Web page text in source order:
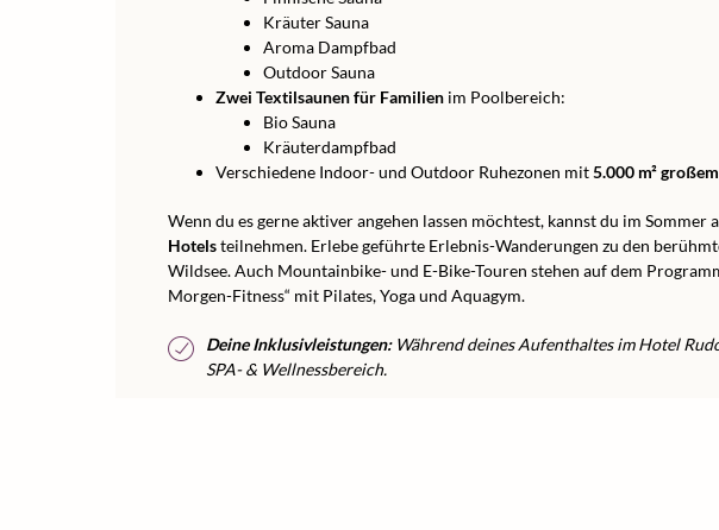
Kräuter Sauna
Aroma Dampfbad
Outdoor Sauna
Zwei Textilsaunen für Familien im Poolbereich:
Bio Sauna
Kräuterdampfbad
Verschiedene Indoor- und Outdoor Ruhezonen mit5.000 m²
Wenn du es gerne aktiver angehen lassen möchtest, kannst du im Sommer
Hotelsteilnehmen. Erlebe geführte Erlebnis-Wanderungen zu den
Wildsee. Auch Mountainbike- und E-Bike-Touren stehen auf dem
Morgen-Fitness“ mit Pilates, Yoga und Aquagym.
Deine Inklusivleistungen:Während deines Aufenthaltes im Hotel
SPA- & Wellnessbereich.